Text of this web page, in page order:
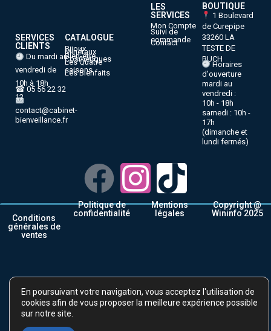
SERVICES
CLIENTS
Du mardi au
vendredi de
10h à 18h
☎ 05 56 22 32
12
contact@cabinet-
bienveillance.fr
CATALOGUE
Bijoux
Minéraux
Bien-être
Cosmétiques
Les Quatre
saisons
Les Bienfaits
LES
SERVICES
Mon Compte
Suivi de
commande
Contact
BOUTIQUE
1 Boulevard
de Curepipe
33260 LA
TESTE DE
BUCH
Horaires
d'ouverture
mardi au
vendredi :
10h - 18h
samedi : 10h -
17h
(dimanche et
lundi fermés)
Conditions
générales de
ventes
Politique de
confidentialité
Mentions
légales
Copyright @
Wininfo 2025
En poursuivant votre navigation, vous acceptez l'utilisation de
cookies afin de vous proposer la meilleure expérience possible
sur notre site.